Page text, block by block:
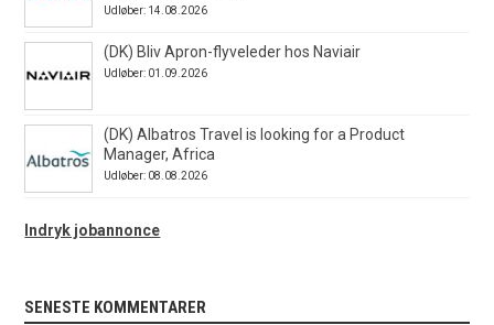
Udløber: 14.08.2026
(DK) Bliv Apron-flyveleder hos Naviair
Udløber: 01.09.2026
(DK) Albatros Travel is looking for a Product
Manager, Africa
Udløber: 08.08.2026
Indryk jobannonce
SENESTE KOMMENTARER